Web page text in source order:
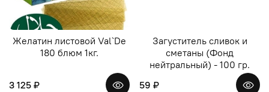
Желатин листовой Val`De
180 блюм 1кг.
3 125 ₽
Загуститель сливок и
сметаны (Фонд
нейтральный) - 100 гр.
59 ₽